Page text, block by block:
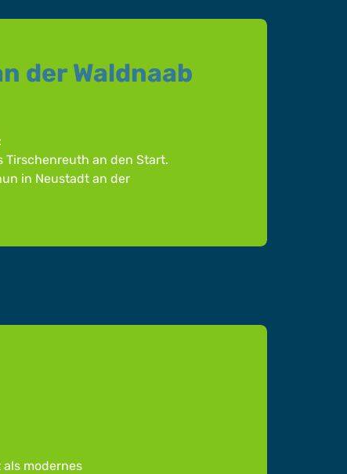
der Waldnaab
Tirschenreuth an den Start.
in Neustadt an der
modernes